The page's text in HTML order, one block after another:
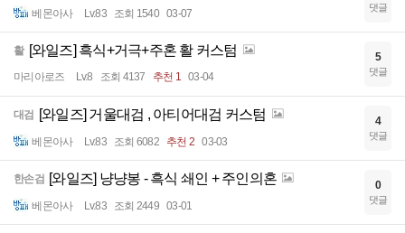
베몬아사 Lv.83 조회 1540 03-07 댓글
활 [와일즈] 흑식+거극+주혼 활 커스텀
마리아로즈 Lv.8 조회 4137 추천 1 03-04
5
댓글
대검 [와일즈] 거울대검 , 아티어대검 커스텀
베몬아사 Lv.83 조회 6082 추천 2 03-03
4
댓글
한손검 [와일즈] 냥냥봉 - 흑식 쇄인 + 주인의혼
베몬아사 Lv.83 조회 2449 03-01
0
댓글